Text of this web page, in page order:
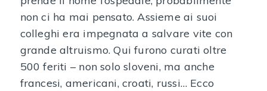
non ci ha mai pensato. Assieme ai suoi
colleghi era impegnata a salvare vite con
grande altruismo. Qui furono curati oltre
500 feriti – non solo sloveni, ma anche
francesi, americani, croati, russi… Ecco